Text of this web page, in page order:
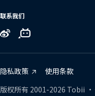
联系我们
Tobii
Weibo
Tobii
Zhihu
Tobii
Bilibili
隐私政策
使用条款
版权所有 2001-2026 Tobii •